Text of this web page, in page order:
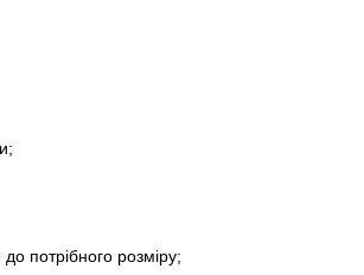
потрібного розміру;